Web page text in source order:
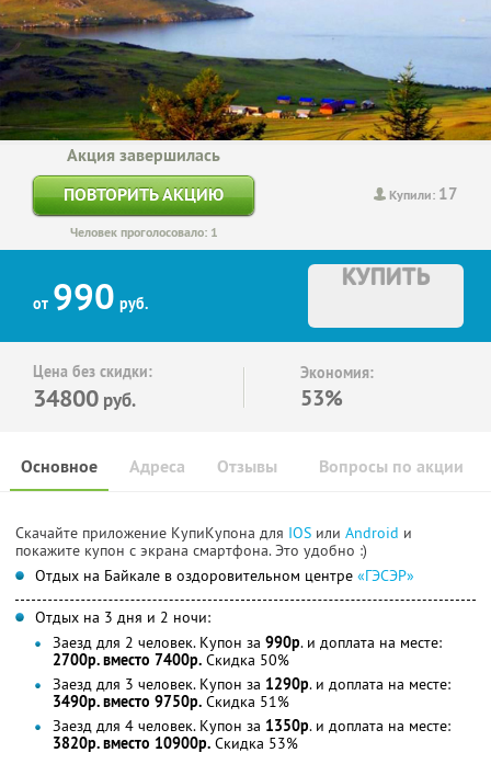
Купили: 17
Акция завершилась
ПОВТОРИТЬ АКЦИЮ
Человек проголосовало: 1
от 990 руб.
КУПИТЬ
Цена без скидки:
34800 руб.
Экономия:
53%
Основное Отзывы Вопросы по акции
Адреса
Скачайте приложение КупиКупона для IOS или Android и
покажите купон с экрана смартфона. Это удобно :)
Отдых на Байкале в оздоровительном центре «ГЭСЭР»
Отдых на 3 дня и 2 ночи:
Заезд для 2 человек. Купон за 990р. и доплата на месте:
2700р. вместо 7400р. Скидка 50%
Заезд для 3 человек. Купон за 1290р. и доплата на месте:
3490р. вместо 9750р. Скидка 51%
Заезд для 4 человек. Купон за 1350р. и доплата на месте:
3820р. вместо 10900р. Скидка 53%